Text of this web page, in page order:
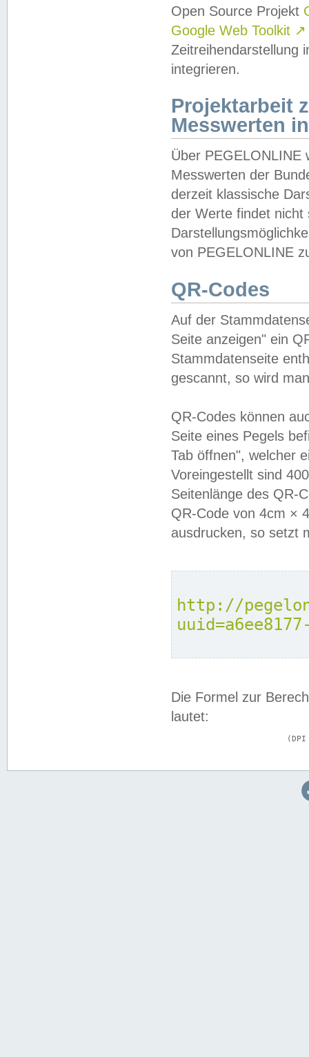
Open Source Projekt
Google Web Toolkit ↗
Zeitreihendarstellung
integrieren.
Projektarbeit
Messwerten
Über PEGELONLINE
Messwerten der
derzeit klassische
der Werte findet
von PEGELONLINE
QR-Codes
Auf der
Seite anzeigen" ein
Stammdatenseite
gescannt, so wird
QR-Codes können
Seite eines Pegels
Tab öffnen", welcher
Voreingestellt sind
Seitenlänge des QR-
QR-Code von 4cm ×
ausdrucken, so setzt
http://
Die Formel zur
lautet: